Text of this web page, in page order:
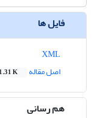
فایل ها
اصل مقاله
K
هم رسانی